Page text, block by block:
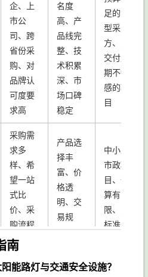
企、上
市公
司、跨
省份采
购、对
品牌认
可度要
求高
名度
高、产
品线完
整、技
术积累
深、市
场口碑
稳定
足的大
型采购
方、对
交付周
期不敏
感的项
目
采购需
求多
样、希
望一站
式比
价、采
购流程
规范的
政府采
购
产品选
择丰
富、价
格透
明、交
易规
范、降
风险
中小型
市政项
目、预
算有
限、对
标准化
南
能路灯与交通安全设施？